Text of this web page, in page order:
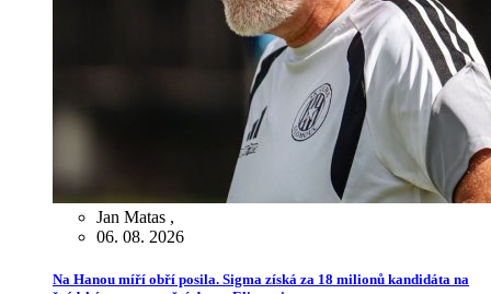
Jan Matas ,
06. 08. 2026
Na Hanou míří obří posila. Sigma získá za 18 milionů kandidáta na